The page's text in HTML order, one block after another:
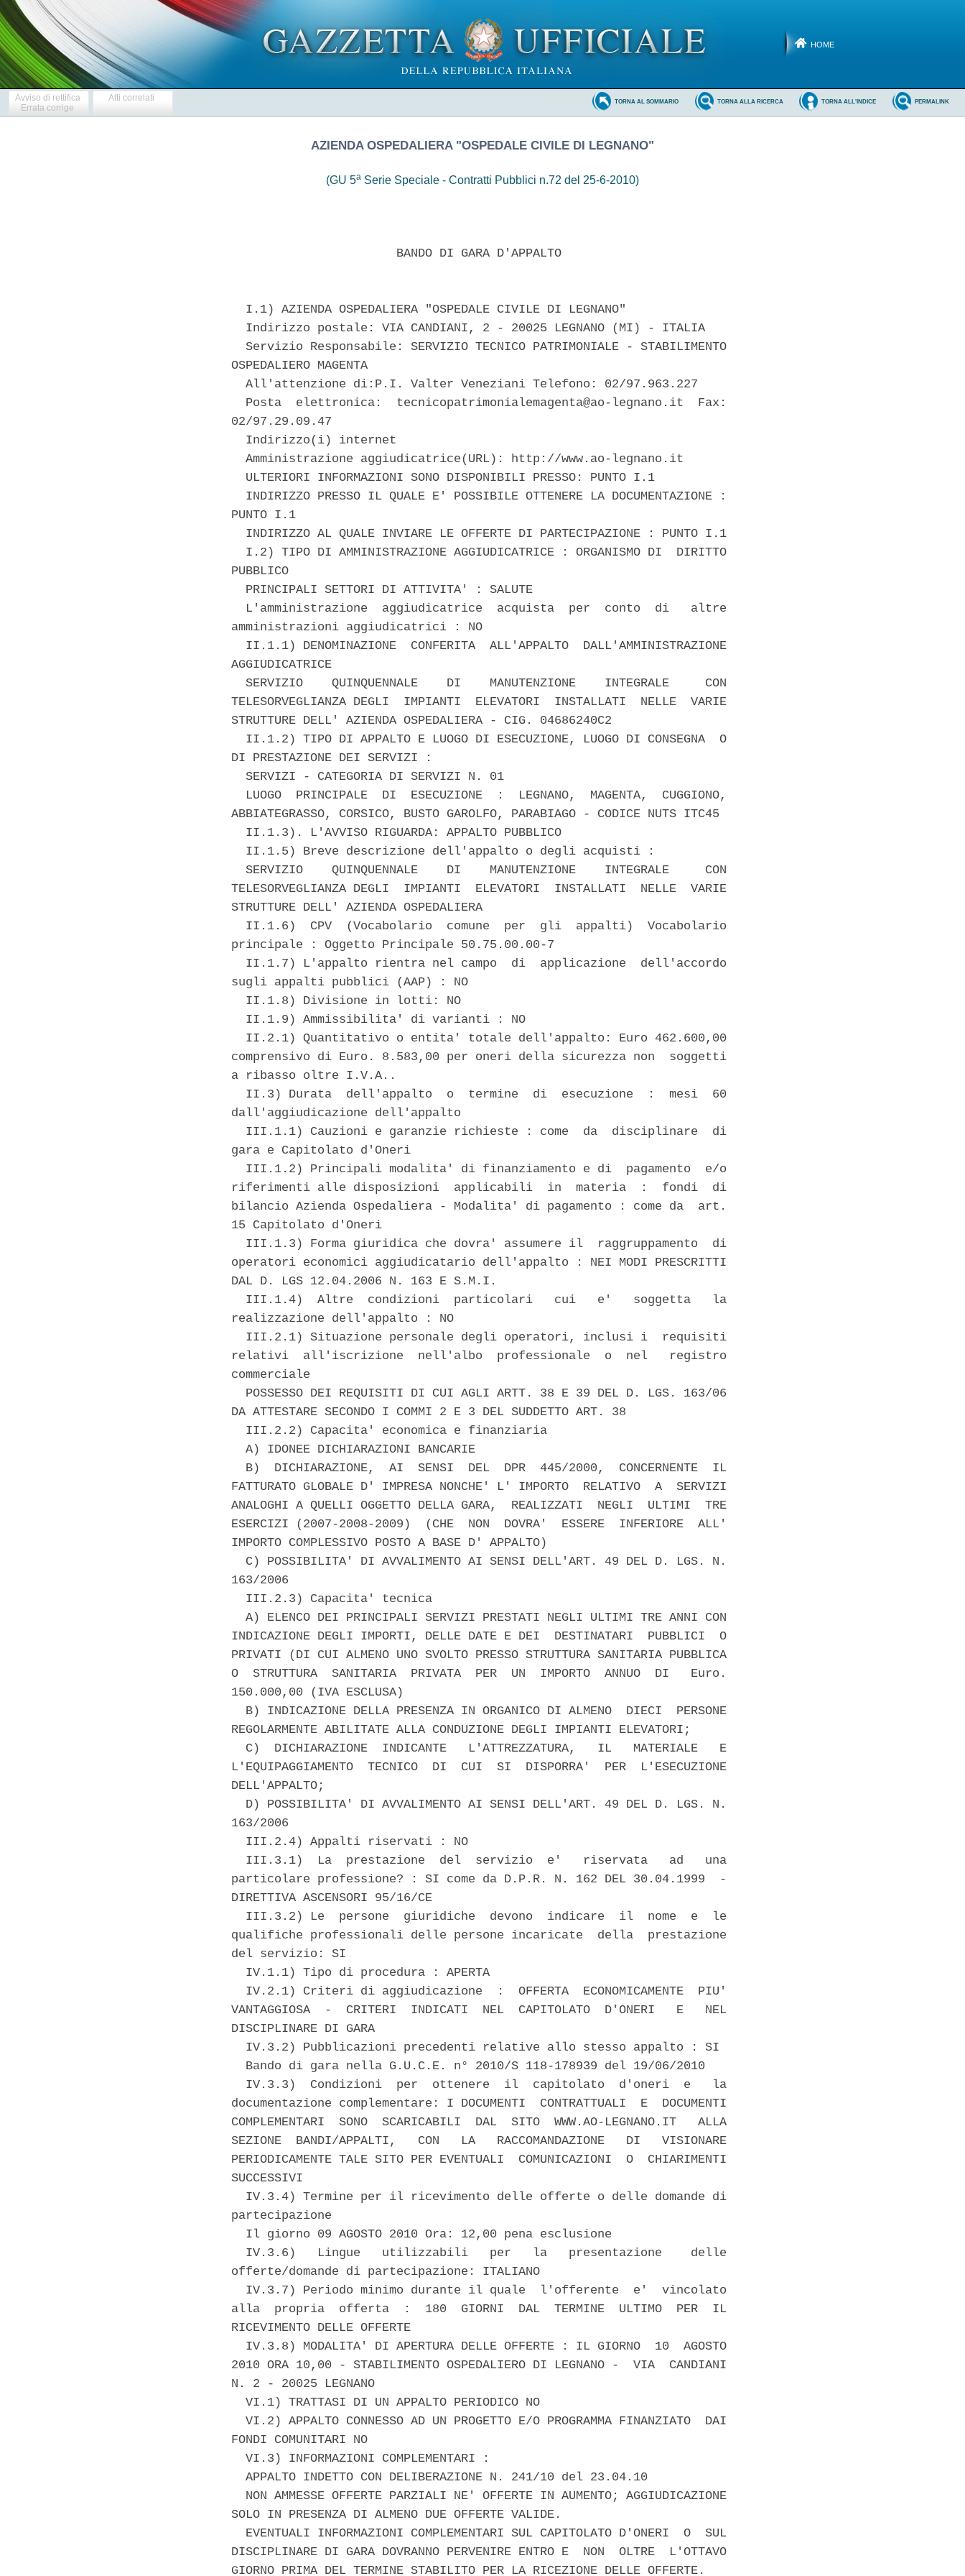
HOME
Avviso di rettifica
Errata corrige
Atti correlati PERMALINK
TORNA ALL'INDICE
TORNA ALLA RICERCA
TORNA AL SOMMARIO
AZIENDA OSPEDALIERA "OSPEDALE CIVILE DI LEGNANO"
(GU 5a Serie Speciale - Contratti Pubblici n.72 del 25-6-2010)
                       BANDO DI GARA D'APPALTO
  I.1) AZIENDA OSPEDALIERA "OSPEDALE CIVILE DI LEGNANO"
  Indirizzo postale: VIA CANDIANI, 2 - 20025 LEGNANO (MI) - ITALIA
  Servizio Responsabile: SERVIZIO TECNICO PATRIMONIALE - STABILIMENTO
OSPEDALIERO MAGENTA
  All'attenzione di:P.I. Valter Veneziani Telefono: 02/97.963.227
  Posta  elettronica:  tecnicopatrimonialemagenta@ao-legnano.it  Fax:
02/97.29.09.47
  Indirizzo(i) internet
  Amministrazione aggiudicatrice(URL): http://www.ao-legnano.it
  ULTERIORI INFORMAZIONI SONO DISPONIBILI PRESSO: PUNTO I.1
  INDIRIZZO PRESSO IL QUALE E' POSSIBILE OTTENERE LA DOCUMENTAZIONE :
PUNTO I.1
  INDIRIZZO AL QUALE INVIARE LE OFFERTE DI PARTECIPAZIONE : PUNTO I.1
  I.2) TIPO DI AMMINISTRAZIONE AGGIUDICATRICE : ORGANISMO DI  DIRITTO
PUBBLICO
  PRINCIPALI SETTORI DI ATTIVITA' : SALUTE
  L'amministrazione  aggiudicatrice  acquista  per  conto  di   altre
amministrazioni aggiudicatrici : NO
  II.1.1) DENOMINAZIONE  CONFERITA  ALL'APPALTO  DALL'AMMINISTRAZIONE
AGGIUDICATRICE
  SERVIZIO    QUINQUENNALE    DI    MANUTENZIONE    INTEGRALE     CON
TELESORVEGLIANZA DEGLI  IMPIANTI  ELEVATORI  INSTALLATI  NELLE  VARIE
STRUTTURE DELL' AZIENDA OSPEDALIERA - CIG. 04686240C2
  II.1.2) TIPO DI APPALTO E LUOGO DI ESECUZIONE, LUOGO DI CONSEGNA  O
DI PRESTAZIONE DEI SERVIZI :
  SERVIZI - CATEGORIA DI SERVIZI N. 01
  LUOGO  PRINCIPALE  DI  ESECUZIONE  :  LEGNANO,  MAGENTA,  CUGGIONO,
ABBIATEGRASSO, CORSICO, BUSTO GAROLFO, PARABIAGO - CODICE NUTS ITC45
  II.1.3). L'AVVISO RIGUARDA: APPALTO PUBBLICO
  II.1.5) Breve descrizione dell'appalto o degli acquisti :
  SERVIZIO    QUINQUENNALE    DI    MANUTENZIONE    INTEGRALE     CON
TELESORVEGLIANZA DEGLI  IMPIANTI  ELEVATORI  INSTALLATI  NELLE  VARIE
STRUTTURE DELL' AZIENDA OSPEDALIERA
  II.1.6)  CPV  (Vocabolario  comune  per  gli  appalti)  Vocabolario
principale : Oggetto Principale 50.75.00.00-7
  II.1.7) L'appalto rientra nel campo  di  applicazione  dell'accordo
sugli appalti pubblici (AAP) : NO
  II.1.8) Divisione in lotti: NO
  II.1.9) Ammissibilita' di varianti : NO
  II.2.1) Quantitativo o entita' totale dell'appalto: Euro 462.600,00
comprensivo di Euro. 8.583,00 per oneri della sicurezza non  soggetti
a ribasso oltre I.V.A..
  II.3) Durata  dell'appalto  o  termine  di  esecuzione  :  mesi  60
dall'aggiudicazione dell'appalto
  III.1.1) Cauzioni e garanzie richieste : come  da  disciplinare  di
gara e Capitolato d'Oneri
  III.1.2) Principali modalita' di finanziamento e di  pagamento  e/o
riferimenti alle disposizioni  applicabili  in  materia  :  fondi  di
bilancio Azienda Ospedaliera - Modalita' di pagamento : come da  art.
15 Capitolato d'Oneri
  III.1.3) Forma giuridica che dovra' assumere il  raggruppamento  di
operatori economici aggiudicatario dell'appalto : NEI MODI PRESCRITTI
DAL D. LGS 12.04.2006 N. 163 E S.M.I.
  III.1.4)  Altre  condizioni  particolari   cui   e'   soggetta   la
realizzazione dell'appalto : NO
  III.2.1) Situazione personale degli operatori, inclusi i  requisiti
relativi  all'iscrizione  nell'albo  professionale  o  nel   registro
commerciale
  POSSESSO DEI REQUISITI DI CUI AGLI ARTT. 38 E 39 DEL D. LGS. 163/06
DA ATTESTARE SECONDO I COMMI 2 E 3 DEL SUDDETTO ART. 38
  III.2.2) Capacita' economica e finanziaria
  A) IDONEE DICHIARAZIONI BANCARIE
  B)  DICHIARAZIONE,  AI  SENSI  DEL  DPR  445/2000,  CONCERNENTE  IL
FATTURATO GLOBALE D' IMPRESA NONCHE' L' IMPORTO  RELATIVO  A  SERVIZI
ANALOGHI A QUELLI OGGETTO DELLA GARA,  REALIZZATI  NEGLI  ULTIMI  TRE
ESERCIZI (2007-2008-2009)  (CHE  NON  DOVRA'  ESSERE  INFERIORE  ALL'
IMPORTO COMPLESSIVO POSTO A BASE D' APPALTO)
  C) POSSIBILITA' DI AVVALIMENTO AI SENSI DELL'ART. 49 DEL D. LGS. N.
163/2006
  III.2.3) Capacita' tecnica
  A) ELENCO DEI PRINCIPALI SERVIZI PRESTATI NEGLI ULTIMI TRE ANNI CON
INDICAZIONE DEGLI IMPORTI, DELLE DATE E DEI  DESTINATARI  PUBBLICI  O
PRIVATI (DI CUI ALMENO UNO SVOLTO PRESSO STRUTTURA SANITARIA PUBBLICA
O  STRUTTURA  SANITARIA  PRIVATA  PER  UN  IMPORTO  ANNUO  DI   Euro.
150.000,00 (IVA ESCLUSA)
  B) INDICAZIONE DELLA PRESENZA IN ORGANICO DI ALMENO  DIECI  PERSONE
REGOLARMENTE ABILITATE ALLA CONDUZIONE DEGLI IMPIANTI ELEVATORI;
  C)  DICHIARAZIONE  INDICANTE   L'ATTREZZATURA,   IL   MATERIALE   E
L'EQUIPAGGIAMENTO  TECNICO  DI  CUI  SI  DISPORRA'  PER  L'ESECUZIONE
DELL'APPALTO;
  D) POSSIBILITA' DI AVVALIMENTO AI SENSI DELL'ART. 49 DEL D. LGS. N.
163/2006
  III.2.4) Appalti riservati : NO
  III.3.1)  La  prestazione  del  servizio  e'   riservata   ad   una
particolare professione? : SI come da D.P.R. N. 162 DEL 30.04.1999  -
DIRETTIVA ASCENSORI 95/16/CE
  III.3.2) Le  persone  giuridiche  devono  indicare  il  nome  e  le
qualifiche professionali delle persone incaricate  della  prestazione
del servizio: SI
  IV.1.1) Tipo di procedura : APERTA
  IV.2.1) Criteri di aggiudicazione  :  OFFERTA  ECONOMICAMENTE  PIU'
VANTAGGIOSA  -  CRITERI  INDICATI  NEL  CAPITOLATO  D'ONERI   E   NEL
DISCIPLINARE DI GARA
  IV.3.2) Pubblicazioni precedenti relative allo stesso appalto : SI
  Bando di gara nella G.U.C.E. n° 2010/S 118-178939 del 19/06/2010
  IV.3.3)  Condizioni  per  ottenere  il  capitolato  d'oneri  e   la
documentazione complementare: I DOCUMENTI  CONTRATTUALI  E  DOCUMENTI
COMPLEMENTARI  SONO  SCARICABILI  DAL  SITO  WWW.AO-LEGNANO.IT   ALLA
SEZIONE  BANDI/APPALTI,   CON   LA   RACCOMANDAZIONE   DI   VISIONARE
PERIODICAMENTE TALE SITO PER EVENTUALI  COMUNICAZIONI  O  CHIARIMENTI
SUCCESSIVI
  IV.3.4) Termine per il ricevimento delle offerte o delle domande di
partecipazione
  Il giorno 09 AGOSTO 2010 Ora: 12,00 pena esclusione
  IV.3.6)   Lingue   utilizzabili   per   la   presentazione    delle
offerte/domande di partecipazione: ITALIANO
  IV.3.7) Periodo minimo durante il quale  l'offerente  e'  vincolato
alla  propria  offerta  :  180  GIORNI  DAL  TERMINE  ULTIMO  PER  IL
RICEVIMENTO DELLE OFFERTE
  IV.3.8) MODALITA' DI APERTURA DELLE OFFERTE : IL GIORNO  10  AGOSTO
2010 ORA 10,00 - STABILIMENTO OSPEDALIERO DI LEGNANO -  VIA  CANDIANI
N. 2 - 20025 LEGNANO
  VI.1) TRATTASI DI UN APPALTO PERIODICO NO
  VI.2) APPALTO CONNESSO AD UN PROGETTO E/O PROGRAMMA FINANZIATO  DAI
FONDI COMUNITARI NO
  VI.3) INFORMAZIONI COMPLEMENTARI :
  APPALTO INDETTO CON DELIBERAZIONE N. 241/10 del 23.04.10
  NON AMMESSE OFFERTE PARZIALI NE' OFFERTE IN AUMENTO; AGGIUDICAZIONE
SOLO IN PRESENZA DI ALMENO DUE OFFERTE VALIDE.
  EVENTUALI INFORMAZIONI COMPLEMENTARI SUL CAPITOLATO D'ONERI  O  SUL
DISCIPLINARE DI GARA DOVRANNO PERVENIRE ENTRO E  NON  OLTRE  L'OTTAVO
GIORNO PRIMA DEL TERMINE STABILITO PER LA RICEZIONE DELLE OFFERTE.